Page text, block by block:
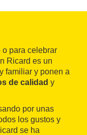
o para celebrar
Ricard es un
familiar y ponen a
de calidad y
por unas
los gustos y
se ha